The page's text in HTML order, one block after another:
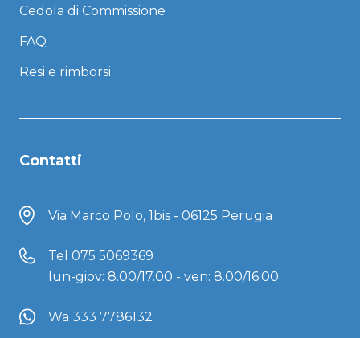
Cedola di Commissione
FAQ
Resi e rimborsi
Contatti
Via Marco Polo, 1bis - 06125 Perugia
Tel 075 5069369
lun-giov: 8.00/17.00 - ven: 8.00/16.00
Wa 333 7786132